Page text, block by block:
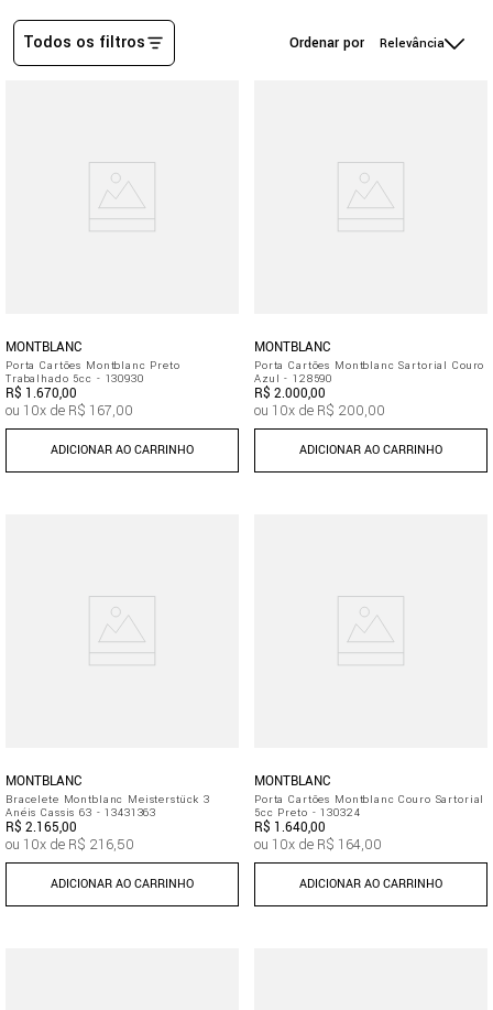
Todos os filtros Relevância
MONTBLANC
Porta Cartões Montblanc Preto
Trabalhado 5cc - 130930
R$ 1 .670,00
ou 10x de R$ 167,00
ADICIONAR AO CARRINHO
MONTBLANC
Porta Cartões Montblanc Sartorial Couro
Azul - 128590
R$ 2.000,00
ou 10x de R$ 200,00
ADICIONAR AO CARRINHO
MONTBLANC
Bracelete Montblanc Meisterstück 3
Anéis Cassis 63 - 13431363
R$ 2.165,00
ou 10x de R$ 216,50
ADICIONAR AO CARRINHO
MONTBLANC
Porta Cartões Montblanc Couro Sartorial
5cc Preto - 130324
R$ 1 .640,00
ou 10x de R$ 164,00
ADICIONAR AO CARRINHO